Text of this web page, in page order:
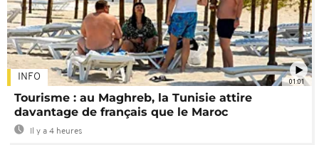
01:01
INFO
Tourisme : au Maghreb, la Tunisie attire
davantage de français que le Maroc
Il y a 4 heures